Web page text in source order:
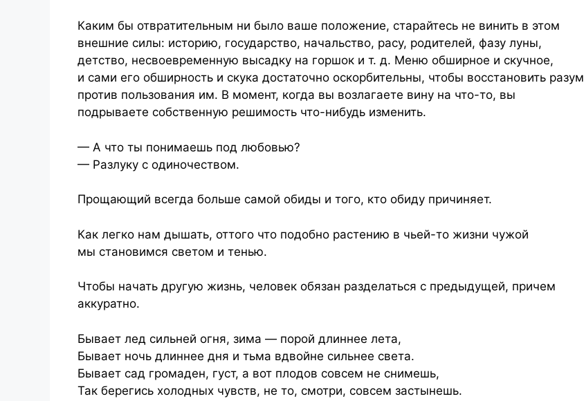
Каким бы отвратительным ни было ваше положение, старайтесь не винить в этом
внешние силы: историю, государство, начальство, расу, родителей, фазу луны,
детство, несвоевременную высадку на горшок и т. д. Меню обширное и скучное,
и сами его обширность и скука достаточно оскорбительны, чтобы восстановить разум
против пользования им. В момент, когда вы возлагаете вину на что-то, вы
подрываете собственную решимость что-нибудь изменить.
— А что ты понимаешь под любовью?
— Разлуку с одиночеством.
Прощающий всегда больше самой обиды и того, кто обиду причиняет.
Как легко нам дышать, оттого что подобно растению в чьей-то жизни чужой
мы становимся светом и тенью.
Чтобы начать другую жизнь, человек обязан разделаться с предыдущей, причем
аккуратно.
Бывает лед сильней огня, зима — порой длиннее лета,
Бывает ночь длиннее дня и тьма вдвойне сильнее света.
Бывает сад громаден, густ, а вот плодов совсем не снимешь,
Так берегись холодных чувств, не то, смотри, совсем застынешь.